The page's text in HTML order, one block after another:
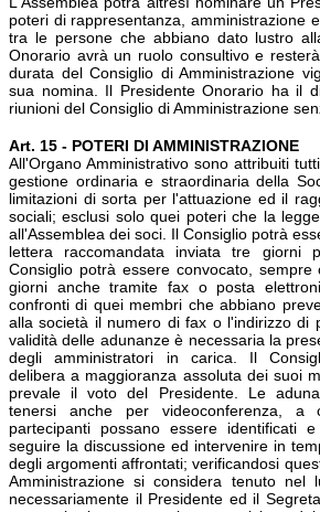
poteri di rappresentanza, amministrazione
tra le persone che abbiano dato lustro
Onorario avrà un ruolo consultivo e
durata del Consiglio di Amministrazione
sua nomina. Il Presidente Onorario ha il
riunioni del Consiglio di Amministrazione
Art. 15 - POTERI DI AMMINISTRAZIONE
All'Organo Amministrativo sono attribuiti
gestione ordinaria e straordinaria della
limitazioni di sorta per l'attuazione ed il
sociali; esclusi solo quei poteri che la
all'Assemblea dei soci. Il Consiglio potrà
lettera raccomandata inviata tre giorni
Consiglio potrà essere convocato,
giorni anche tramite fax o posta
confronti di quei membri che abbiano
alla società il numero di fax o l'indirizzo di
validità delle adunanze è necessaria la
degli amministratori in carica. Il
delibera a maggioranza assoluta dei suoi
prevale il voto del Presidente. Le
tenersi anche per videoconferenza, a
partecipanti possano essere identificati
seguire la discussione ed intervenire in
degli argomenti affrontati; verificandosi
Amministrazione si considera tenuto
necessariamente il Presidente ed il